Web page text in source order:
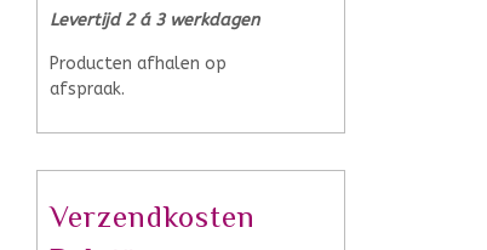
Levertijd 2 á 3 werkdagen
Producten afhalen op
afspraak.
Verzendkosten